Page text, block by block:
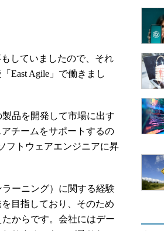
していましたので、それ
East Agile」で働きまし
品を開発して市場に出す
チームをサポートするの
フトウェアエンジニアに昇
ーニング）に関する経験
目指しており、そのため
からです。会社にはデー